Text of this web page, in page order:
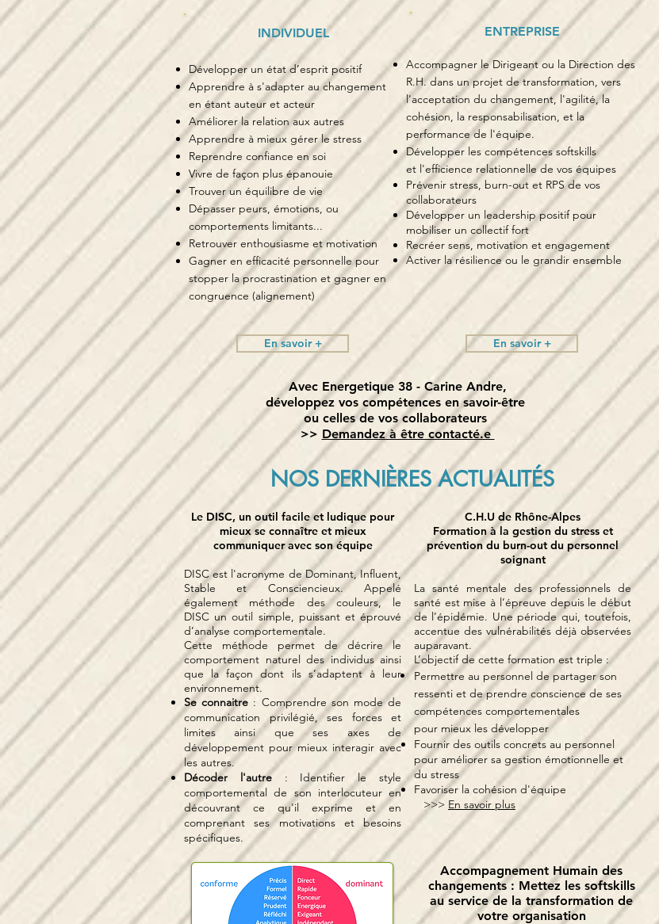
INDIVIDUEL
Développer un état d’esprit positif
Apprendre à s'adapter au changement
en étant auteur et acteur
Améliorer la relation aux autres
Apprendre à mieux gérer le stress
Reprendre confiance en soi
Vivre de façon plus épanouie
Trouver un équilibre de vie
Dépasser peurs, émotions, ou
comportements limitants...
Retrouver enthousiasme et motivation
Gagner en efficacité personnelle pour
stopper la procrastination et gagner en
congruence (alignement)
En savoir +
ENTREPRISE
Accompagner le Dirigeantou la Direction des
R.H. dans un projet de transformation, vers
l'acceptation du changement, l'agilité, la
cohésion, la responsabilisation, et la
performance de l'équipe.
Développer les compétencessoftskills
et l'efficience relationnelle de vos équipes
Prévenir stress, burn-out et RPS de vos
collaborateurs
Développer un leadership positif pour
mobiliser un collectif fort
Recréer sens, motivation et engagement
Activer la résilience ou le grandir ensemble
En savoir +
Avec Energetique 38 - Carine Andre,
développez vos compétences en savoir-être
ou celles de vos collaborateurs
>> Demandez à être contacté.e
NOS DERNIÈRES ACTUALITÉS
Le DISC, un outil facile et ludique pour
mieux se connaître et mieux
communiquer avec son équipe
DISC est l'acronyme de Dominant, Influent,
Stable et Consciencieux. Appelé
également méthode des couleurs, le
DISC un outil simple, puissant et éprouvé
d’analyse comportementale.
Cette méthode permet de décrire le
comportement naturel des individus ainsi
que la façon dont ils s’adaptent à leur
environnement.
Se connaitre : Comprendre son mode de
communication privilégié, ses forces et
limites ainsi que ses axes de
développement pour mieux interagir avec
les autres.
Décoder l'autre: Identifier le style
comportemental de son interlocuteur en
découvrant ce qu'il exprime et en
comprenant ses motivations et besoins
spécifiques.
C.H.U de Rhône-Alpes
Formation à la gestion du stress et
prévention du burn-out du personnel
soignant
La santé mentale des professionnels de
santé est mise à l’épreuve depuis le début
de l’épidémie. Une période qui, toutefois,
accentue des vulnérabilités déjà observées
auparavant.
L’objectif de cette formation est triple :
Permettre au personnel de partager son
ressenti et de prendre conscience de ses
compétences comportementales
pour mieux les développer
Fournir des outils concrets au personnel
pour améliorer sa gestion émotionnelle et
du stress
Favoriser la cohésion d'équipe
>>> En savoir plus
Accompagnement Humain des
changements : Mettez les softskills
au service de la transformation de
votre organisation